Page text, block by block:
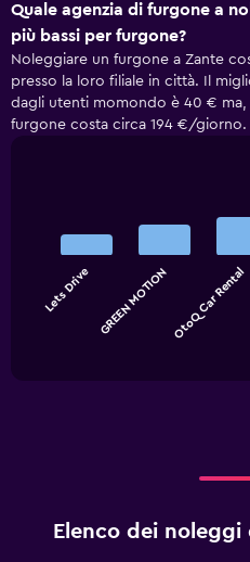
Quale agenzia di furgone a
più bassi per furgone?
Noleggiare un furgone a Zante
presso la loro filiale in città. Il
dagli utenti momondo è 40 €
furgone costa circa 194 €/giorno.
The
The
Lets Drive GREEN MOTION OtoQ Car Rental
Elenco dei